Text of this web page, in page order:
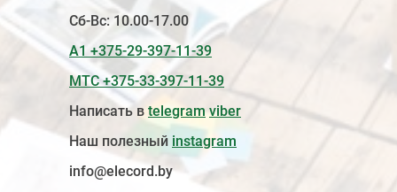
Сб-Вс: 10.00-17.00
А1 +375-29-397-11-39
МТС +375-33-397-11-39
Написать в telegram viber
Наш полезный instagram
info@elecord.by